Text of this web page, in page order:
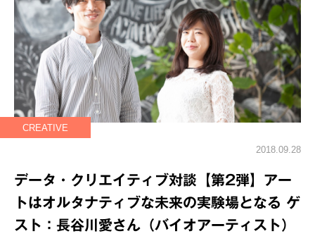
CREATIVE
2018.09.28
データ・クリエイティブ対談【第2弾】アー
トはオルタナティブな未来の実験場となる ゲ
スト：長谷川愛さん（バイオアーティスト）